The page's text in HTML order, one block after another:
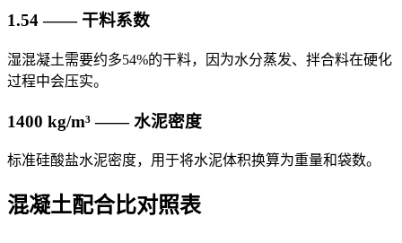
1.54 —— 干料系数
湿混凝土需要约多54%的干料，因为水分蒸发、拌合料在硬化
过程中会压实。
1400 kg/m³ —— 水泥密度
标准硅酸盐水泥密度，用于将水泥体积换算为重量和袋数。
混凝土配合比对照表